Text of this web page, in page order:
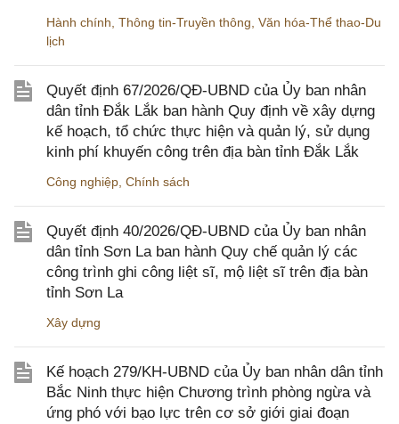
Hành chính Thông tin-Truyền thông Văn hóa-Thể thao-Du
lịch
Quyết định 67/2026/QĐ-UBND của Ủy ban nhân
dân tỉnh Đắk Lắk ban hành Quy định về xây dựng
kế hoạch, tổ chức thực hiện và quản lý, sử dụng
kinh phí khuyến công trên địa bàn tỉnh Đắk Lắk
Công nghiệp Chính sách
Quyết định 40/2026/QĐ-UBND của Ủy ban nhân
dân tỉnh Sơn La ban hành Quy chế quản lý các
công trình ghi công liệt sĩ, mộ liệt sĩ trên địa bàn
tỉnh Sơn La
Xây dựng
Kế hoạch 279/KH-UBND của Ủy ban nhân dân tỉnh
Bắc Ninh thực hiện Chương trình phòng ngừa và
ứng phó với bạo lực trên cơ sở giới giai đoạn